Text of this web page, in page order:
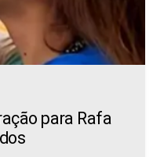
para Rafa